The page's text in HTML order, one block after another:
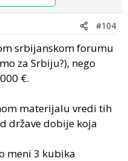
#104
srbijanskom forumu
za Srbiju?), nego
€.
materijalu vredi tih
države dobije koja
meni 3 kubika